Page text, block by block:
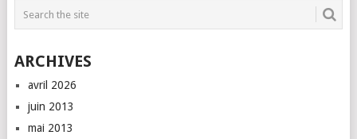
ARCHIVES
avril 2026
juin 2013
mai 2013